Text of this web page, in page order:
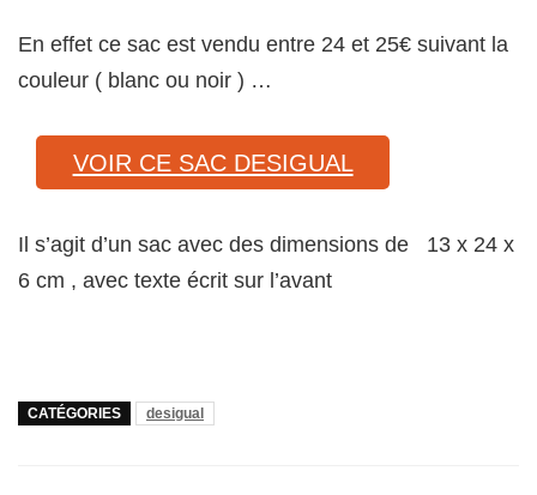
En effet ce sac est vendu entre 24 et 25€ suivant la
couleur ( blanc ou noir ) …
VOIR CE SAC DESIGUAL
Il s’agit d’un sac avec des dimensions de
13 x 24 x
6 cm , avec texte écrit sur l’avant
CATÉGORIES desigual